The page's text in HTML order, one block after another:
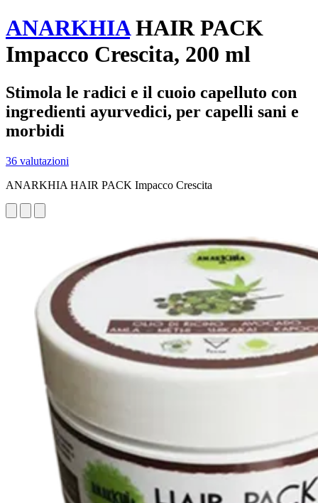
ANARKHIAHAIR PACK
Impacco Crescita, 200 ml
Stimola le radici e il cuoio capelluto con
ingredienti ayurvedici, per capelli sani e
morbidi
36 valutazioni
ANARKHIA HAIR PACK Impacco Crescita